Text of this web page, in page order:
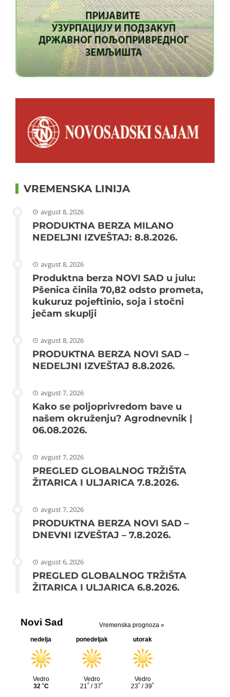
VREMENSKA LINIJA
avgust 8, 2026
PRODUKTNA BERZA MILANO
NEDELJNI IZVEŠTAJ: 8.8.2026.
avgust 8, 2026
Produktna berza NOVI SAD u julu:
Pšenica činila 70,82 odsto prometa,
kukuruz pojeftinio, soja i stočni
ječam skuplji
avgust 8, 2026
PRODUKTNA BERZA NOVI SAD –
NEDELJNI IZVEŠTAJ 8.8.2026.
avgust 7, 2026
Kako se poljoprivredom bave u
našem okruženju? Agrodnevnik |
06.08.2026.
avgust 7, 2026
PREGLED GLOBALNOG TRŽIŠTA
ŽITARICA I ULJARICA 7.8.2026.
avgust 7, 2026
PRODUKTNA BERZA NOVI SAD –
DNEVNI IZVEŠTAJ – 7.8.2026.
avgust 6, 2026
PREGLED GLOBALNOG TRŽIŠTA
ŽITARICA I ULJARICA 6.8.2026.